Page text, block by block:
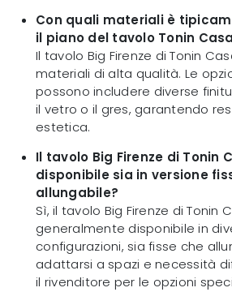
Con quali materiali è
il piano del tavolo Tonin
Il tavolo Big Firenze di Tonin
materiali di alta qualità. Le
possono includere diverse
il vetro o il gres, garantendo
estetica.
Il tavolo Big Firenze di Tonin
disponibile sia in versione
allungabile?
Sì, il tavolo Big Firenze di Tonin
generalmente disponibile in
configurazioni, sia fisse che
adattarsi a spazi e necessità
il rivenditore per le opzioni